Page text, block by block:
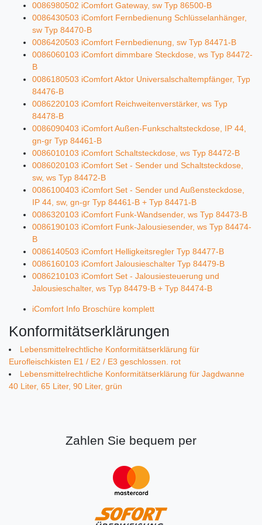
0086980502 iComfort Gateway, sw Typ 86500-B
0086430503 iComfort Fernbedienung Schlüsselanhänger,
sw Typ 84470-B
0086420503 iComfort Fernbedienung, sw Typ 84471-B
0086060103 iComfort dimmbare Steckdose, ws Typ 84472-
B
0086180503 iComfort Aktor Universalschaltempfänger, Typ
84476-B
0086220103 iComfort Reichweitenverstärker, ws Typ
84478-B
0086090403 iComfort Außen-Funkschaltsteckdose, IP 44,
gn-gr Typ 84461-B
0086010103 iComfort Schaltsteckdose, ws Typ 84472-B
0086020103 iComfort Set - Sender und Schaltsteckdose,
sw, ws Typ 84472-B
0086100403 iComfort Set - Sender und Außensteckdose,
IP 44, sw, gn-gr Typ 84461-B + Typ 84471-B
0086320103 iComfort Funk-Wandsender, ws Typ 84473-B
0086190103 iComfort Funk-Jalousiesender, ws Typ 84474-
B
0086140503 iComfort Helligkeitsregler Typ 84477-B
0086160103 iComfort Jalousieschalter Typ 84479-B
0086210103 iComfort Set - Jalousiesteuerung und
Jalousieschalter, ws Typ 84479-B + Typ 84474-B
iComfort Info Broschüre komplett
Konformitätserklärungen
Lebensmittelrechtliche Konformitätserklärung für
Eurofleischkisten E1 / E2 / E3 geschlossen. rot
Lebensmittelrechtliche Konformitätserklärung für Jagdwanne
40 Liter, 65 Liter, 90 Liter, grün
Zahlen Sie bequem per